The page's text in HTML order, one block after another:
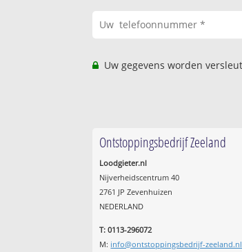
Uw gegevens worden
Ontstoppingsbedrijf Zeeland
Loodgieter.nl
Nijverheidscentrum 40
2761 JP Zevenhuizen
NEDERLAND
T: 0113-296072
M: info@ontstoppingsbedrijf-zeeland.nl